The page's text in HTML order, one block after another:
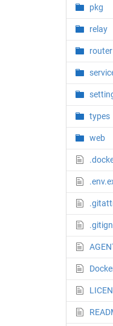
pkg
relay
router
types
web